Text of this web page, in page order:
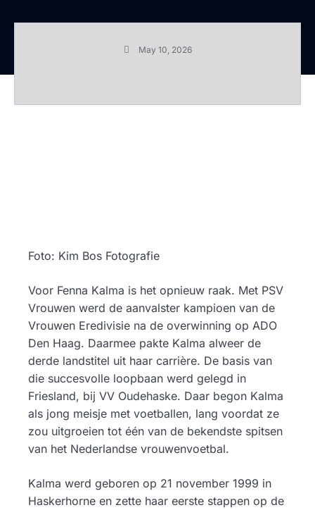
May 10, 2026
Foto: Kim Bos Fotografie
Voor Fenna Kalma is het opnieuw raak. Met PSV
Vrouwen werd de aanvalster kampioen van de
Vrouwen Eredivisie na de overwinning op ADO
Den Haag. Daarmee pakte Kalma alweer de
derde landstitel uit haar carrière. De basis van
die succesvolle loopbaan werd gelegd in
Friesland, bij VV Oudehaske. Daar begon Kalma
als jong meisje met voetballen, lang voordat ze
zou uitgroeien tot één van de bekendste spitsen
van het Nederlandse vrouwenvoetbal.
Kalma werd geboren op 21 november 1999 in
Haskerhorne en zette haar eerste stappen op de